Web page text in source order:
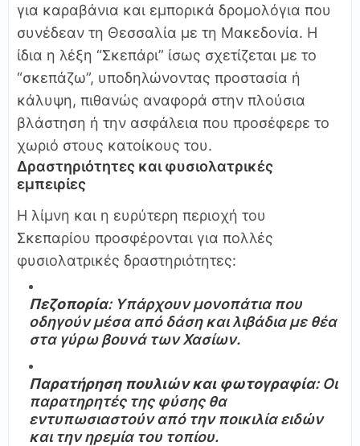
για καραβάνια και εμπορικά δρομολόγια που
συνέδεαν τη Θεσσαλία με τη Μακεδονία. Η
ίδια η λέξη “Σκεπάρι” ίσως σχετίζεται με το
“σκεπάζω”, υποδηλώνοντας προστασία ή
κάλυψη, πιθανώς αναφορά στην πλούσια
βλάστηση ή την ασφάλεια που προσέφερε το
χωριό στους κατοίκους του.
Δραστηριότητες και φυσιολατρικές
εμπειρίες
Η λίμνη και η ευρύτερη περιοχή του
Σκεπαρίου προσφέρονται για πολλές
φυσιολατρικές δραστηριότητες:
Πεζοπορία: Υπάρχουν μονοπάτια που
οδηγούν μέσα από δάση και λιβάδια με θέα
στα γύρω βουνά των Χασίων.
Παρατήρηση πουλιών και φωτογραφία: Οι
παρατηρητές της φύσης θα
εντυπωσιαστούν από την ποικιλία ειδών
και την ηρεμία του τοπίου.